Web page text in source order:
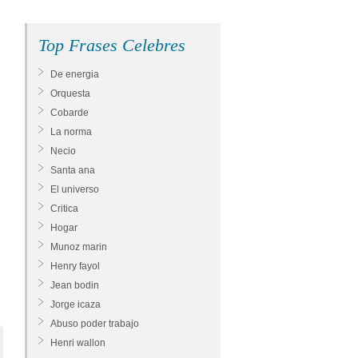
Top Frases Celebres
De energia
Orquesta
Cobarde
La norma
Necio
Santa ana
El universo
Critica
Hogar
Munoz marin
Henry fayol
Jean bodin
Jorge icaza
Abuso poder trabajo
Henri wallon